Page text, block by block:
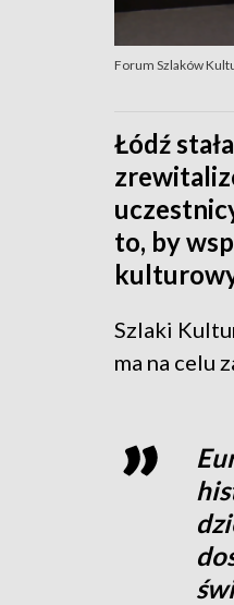
Forum Szlaków
Łódź
to, by
Szlaki
ma na celu